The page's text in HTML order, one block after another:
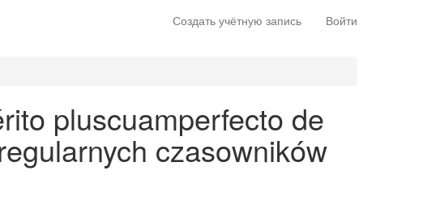
Создать учётную запись Войти
pluscuamperfecto de
czasowników